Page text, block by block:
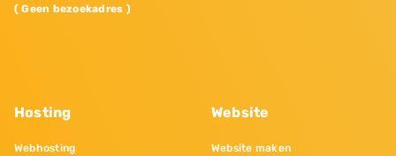
( Geen bezoekadres )
Hosting
Webhosting
Website
Website maken